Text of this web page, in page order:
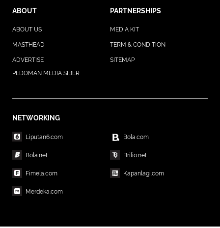
ABOUT PARTNERSHIPS
ABOUT US MEDIA KIT
MASTHEAD TERM & CONDITION
ADVERTISE
SITEMAP
PEDOMAN MEDIA SIBER
NETWORKING
Liputan6.com Bola.com
Bola.net Brilio.net
Fimela.com Kapanlagi.com
Merdeka.com